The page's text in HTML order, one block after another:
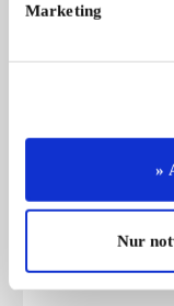
Marketing
»
Nur
Mercedes-Benz